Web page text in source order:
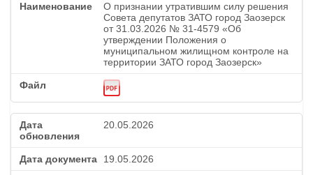
О признании утратившим силу решения
Совета депутатов ЗАТО город Заозерск
от 31.03.2026 № 31-4579 «Об
утверждении Положения о
муниципальном жилищном контроле на
территории ЗАТО город Заозерск»
20.05.2026
19.05.2026